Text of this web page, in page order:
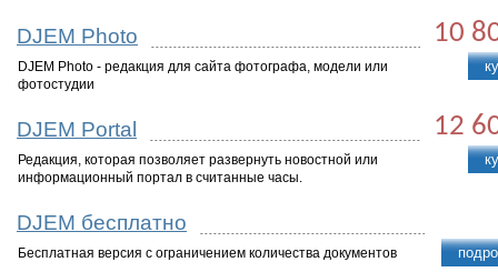
DJEM Photo 10
DJEM Photo - редакция для сайта фотографа, модели или
фотостудии
DJEM Portal 12
Редакция, которая позволяет развернуть новостной или
информационный портал в считанные часы.
DJEM бесплатно
Бесплатная версия с ограничением количества документов